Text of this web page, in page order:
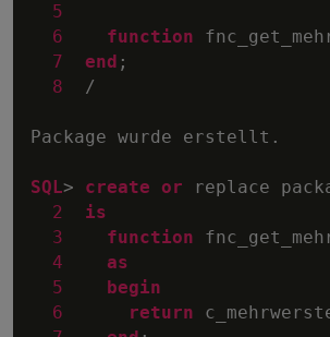
5
6
function
7
end ;
8
/
Package wurde erstellt.
SQL> create or replace
2
is
3
function
4
as
5
begin
6
return